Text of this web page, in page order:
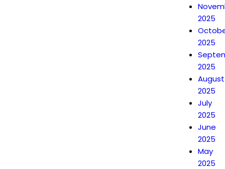
2025
2025
2025
August
2025
July
2025
June
2025
May
2025